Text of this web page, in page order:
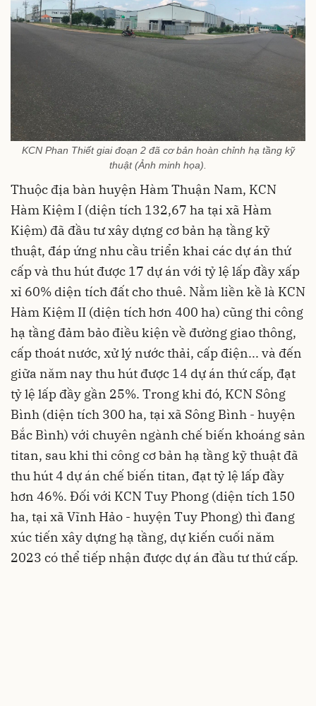
KCN Phan Thiết giai đoạn 2 đã cơ bản hoàn chỉnh hạ tầng kỹ
thuật (Ảnh minh họa).
Thuộc địa bàn huyện Hàm Thuận Nam, KCN
Hàm Kiệm I (diện tích 132,67 ha tại xã Hàm
Kiệm) đã đầu tư xây dựng cơ bản hạ tầng kỹ
thuật, đáp ứng nhu cầu triển khai các dự án thứ
cấp và thu hút được 17 dự án với tỷ lệ lấp đầy xấp
xỉ 60% diện tích đất cho thuê. Nằm liền kề là KCN
Hàm Kiệm II (diện tích hơn 400 ha) cũng thi công
hạ tầng đảm bảo điều kiện về đường giao thông,
cấp thoát nước, xử lý nước thải, cấp điện... và đến
giữa năm nay thu hút được 14 dự án thứ cấp, đạt
tỷ lệ lấp đầy gần 25%. Trong khi đó, KCN Sông
Bình (diện tích 300 ha, tại xã Sông Bình - huyện
Bắc Bình) với chuyên ngành chế biến khoáng sản
titan, sau khi thi công cơ bản hạ tầng kỹ thuật đã
thu hút 4 dự án chế biến titan, đạt tỷ lệ lấp đầy
hơn 46%. Đối với KCN Tuy Phong (diện tích 150
ha, tại xã Vĩnh Hảo - huyện Tuy Phong) thì đang
xúc tiến xây dựng hạ tầng, dự kiến cuối năm
2023 có thể tiếp nhận được dự án đầu tư thứ cấp.